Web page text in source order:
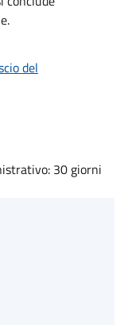
del
30 giorni